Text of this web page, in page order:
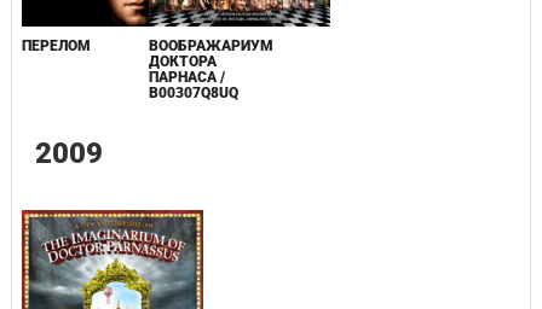
ПЕРЕЛОМ
ВООБРАЖАРИУМ
ДОКТОРА
ПАРНАСА /
B00307Q8UQ
2009